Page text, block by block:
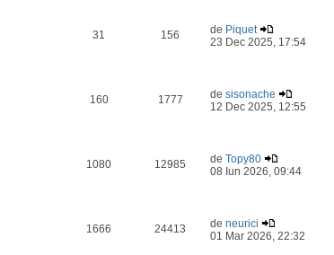
31 156 de Piquet
23 Dec 2025, 17:54
160 1777 desisonache
12 Dec 2025, 12:55
1080 12985 deTopy80
08 Iun 2026, 09:44
1666 24413 deneurici
01 Mar 2026, 22:32